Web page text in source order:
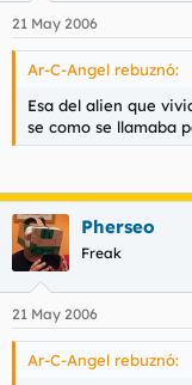
21 May 2006
Ar-C-Angel rebuznó:
Esa del alien que
se como se llamaba
Pherseo
Freak
21 May 2006
Ar-C-Angel rebuznó: